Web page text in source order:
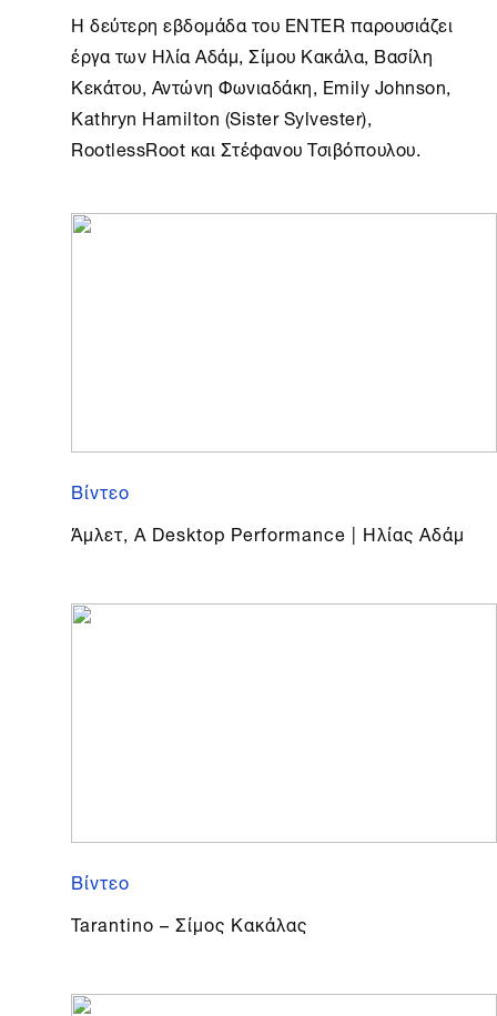
Η δεύτερη εβδομάδα του ENTER παρουσιάζει
έργα των Ηλία Αδάμ, Σίμου Κακάλα, Βασίλη
Κεκάτου, Αντώνη Φωνιαδάκη, Emily Johnson,
Kathryn Hamilton (Sister Sylvester),
RootlessRoot και Στέφανου Τσιβόπουλου.
Βίντεο
Άμλετ, A Desktop Performance | Ηλίας Αδάμ
Βίντεο
Tarantino – Σίμος Κακάλας